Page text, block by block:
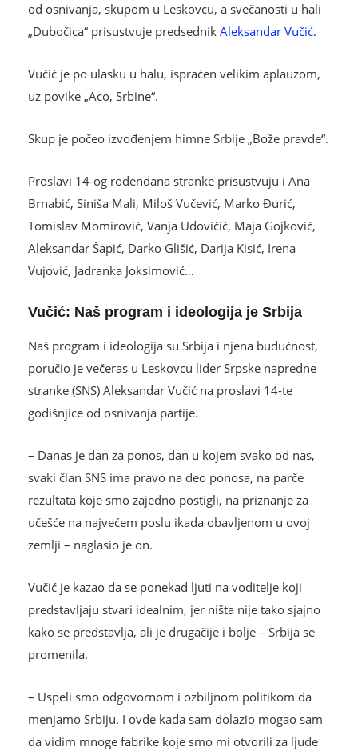
od osnivanja, skupom u Leskovcu, a svečanosti u hali
„Dubočica“ prisustvuje predsednik Aleksandar Vučić.
Vučić je po ulasku u halu, ispraćen velikim aplauzom,
uz povike „Aco, Srbine“.
Skup je počeo izvođenjem himne Srbije „Bože pravde“.
Proslavi 14-og rođendana stranke prisustvuju i Ana
Brnabić, Siniša Mali, Miloš Vučević, Marko Ðurić,
Tomislav Momirović, Vanja Udovičić, Maja Gojković,
Aleksandar Šapić, Darko Glišić, Darija Kisić, Irena
Vujović, Jadranka Joksimović…
Vučić: Naš program i ideologija je Srbija
Naš program i ideologija su Srbija i njena budućnost,
poručio je večeras u Leskovcu lider Srpske napredne
stranke (SNS) Aleksandar Vučić na proslavi 14-te
godišnjice od osnivanja partije.
– Danas je dan za ponos, dan u kojem svako od nas,
svaki član SNS ima pravo na deo ponosa, na parče
rezultata koje smo zajedno postigli, na priznanje za
učešće na najvećem poslu ikada obavljenom u ovoj
zemlji – naglasio je on.
Vučić je kazao da se ponekad ljuti na voditelje koji
predstavljaju stvari idealnim, jer ništa nije tako sjajno
kako se predstavlja, ali je drugačije i bolje – Srbija se
promenila.
– Uspeli smo odgovornom i ozbiljnom politikom da
menjamo Srbiju. I ovde kada sam dolazio mogao sam
da vidim mnoge fabrike koje smo mi otvorili za ljude